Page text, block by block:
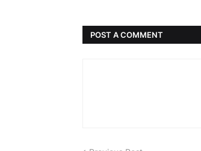
POST A COMMENT